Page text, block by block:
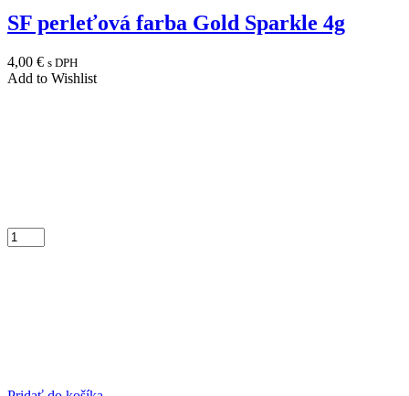
SF perleťová farba Gold Sparkle 4g
4,00 € s DPH
Add to Wishlist